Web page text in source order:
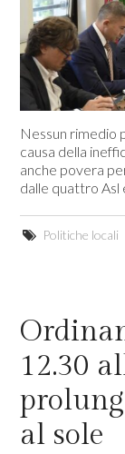
Nessun rimedio
causa della
anche povera
dalle quattro Asl
Politiche locali
12.30
al sole